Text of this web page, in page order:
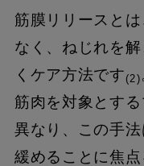
筋膜リリースと
なく、ねじれを
くケア方法です (2)
筋肉を対象とす
異なり、この手
緩めることに焦